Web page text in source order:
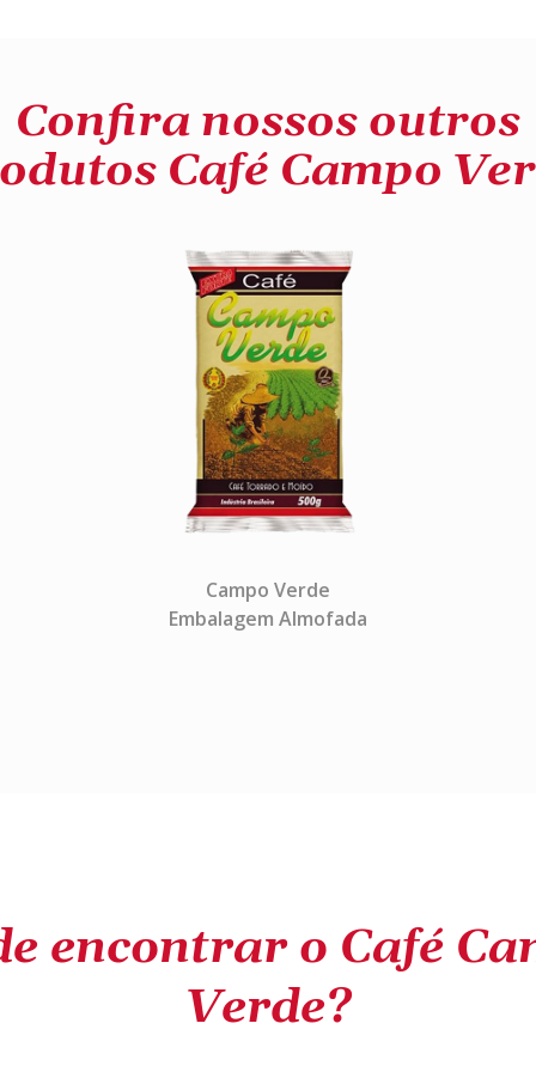
Confira nossos outros
Café Campo
Campo Verde
Embalagem Almofada
encontrar o Café
Verde?